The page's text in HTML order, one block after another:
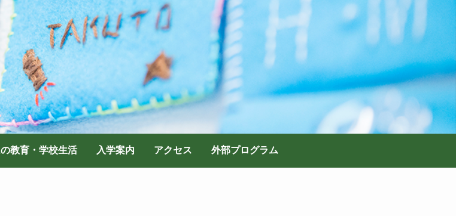
教育・学校生活 入学案内 アクセス 外部プログラム